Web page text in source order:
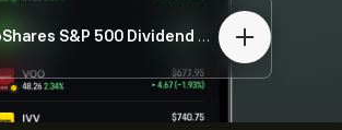
ProShares S&P 500 Dividend Aristocrats ETF